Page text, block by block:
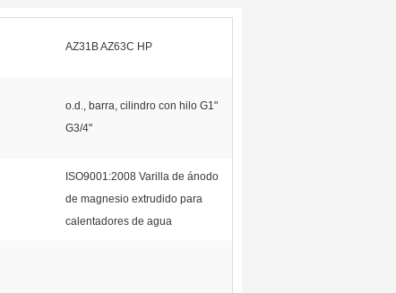
AZ31B AZ63C HP
o.d., barra, cilindro con hilo G1"
G3/4"
ISO9001:2008 Varilla de ánodo
de magnesio extrudido para
calentadores de agua